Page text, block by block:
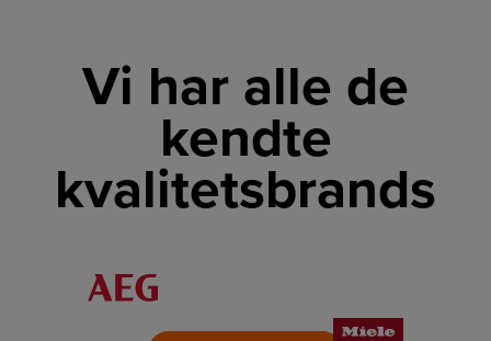
Vi har alle de
kendte
kvalitetsbrands
LINK